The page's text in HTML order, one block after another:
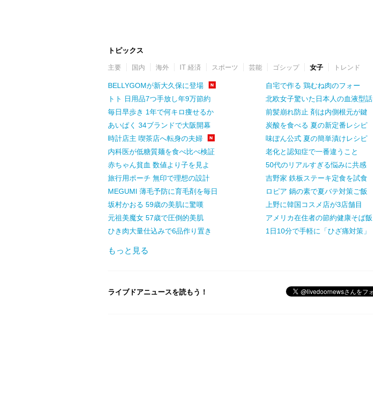
トピックス
主要 国内 海外 IT 経済 スポーツ 芸能 ゴシップ 女子 トレンド
BELLYGOMが新大久保に登場
トト 日用品7つ手放し年9万節約
毎日早歩き 1年で何キロ痩せるか
あいぱく 34ブランドで大阪開幕
時計店主 喫茶店へ転身の夫婦
内科医が低糖質麺を食べ比べ検証
赤ちゃん貧血 数値より子を見よ
旅行用ポーチ 無印で理想の設計
MEGUMI 薄毛予防に育毛剤を毎日
坂村かおる 59歳の美肌に驚嘆
元祖美魔女 57歳で圧倒的美肌
ひき肉大量仕込みで6品作り置き
自宅で作る 鶏むね肉のフォー
北欧女子驚いた日本人の血液型話
前髪崩れ防止 剤は内側根元が鍵
炭酸を食べる 夏の新定番レシピ
味ぽん公式 夏の簡単漬けレシピ
老化と認知症で一番違うこと
50代のリアルすぎる悩みに共感
吉野家 鉄板ステーキ定食を試食
ロピア 鍋の素で夏バテ対策ご飯
上野に韓国コスメ店が3店舗目
アメリカ在住者の節約健康そば飯
1日10分で手軽に「ひざ痛対策」
もっと見る
ライブドアニュースを読もう！